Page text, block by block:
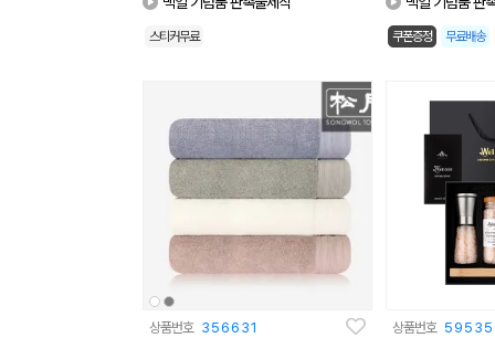
스티커무료 쿠폰증정 무료배송
상품번호 356631 상품번호